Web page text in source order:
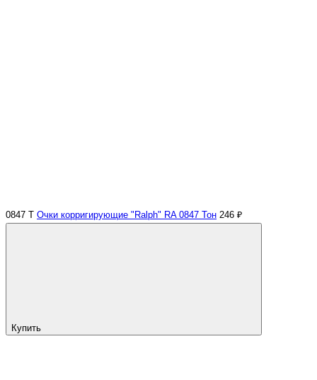
0847 Т Очки корригирующие "Ralph" RA 0847 Тон 246 ₽
Купить